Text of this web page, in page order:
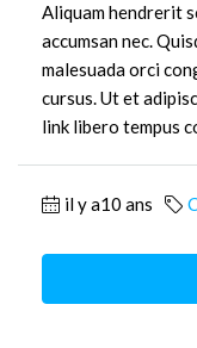
Aliquam hendrerit
accumsan nec.
malesuada orci
cursus. Ut et
link libero tempus
il y a10 ans